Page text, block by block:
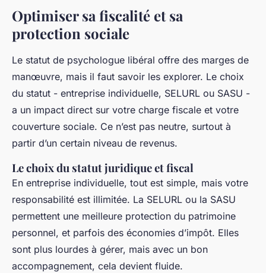
Optimiser sa fiscalité et sa
protection sociale
Le statut de psychologue libéral offre des marges de
manœuvre, mais il faut savoir les explorer. Le choix
du statut - entreprise individuelle, SELURL ou SASU -
a un impact direct sur votre charge fiscale et votre
couverture sociale. Ce n’est pas neutre, surtout à
partir d’un certain niveau de revenus.
Le choix du statut juridique et fiscal
En entreprise individuelle, tout est simple, mais votre
responsabilité est illimitée. La SELURL ou la SASU
permettent une meilleure protection du patrimoine
personnel, et parfois des économies d’impôt. Elles
sont plus lourdes à gérer, mais avec un bon
accompagnement, cela devient fluide.